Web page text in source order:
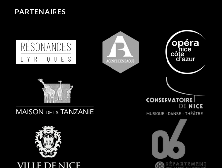
PARTENAIRES